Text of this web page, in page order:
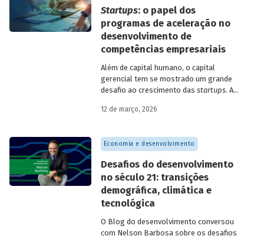
Startups: o papel dos
programas de aceleração no
desenvolvimento de
competências empresariais
Além de capital humano, o capital
gerencial tem se mostrado um grande
desafio ao crescimento das startups. A
como programas de aceleração têm
desafio.
12 de março, 2026
Economia e desenvolvimento
Desafios do desenvolvimento
no século 21: transições
demográfica, climática e
tecnológica
O Blog do desenvolvimento conversou
com Nelson Barbosa sobre os desafios